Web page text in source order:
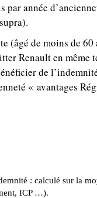
par année
(âgé de moins de 60
Renault en même
de
« avantages
: calculé sur la
ICP …).